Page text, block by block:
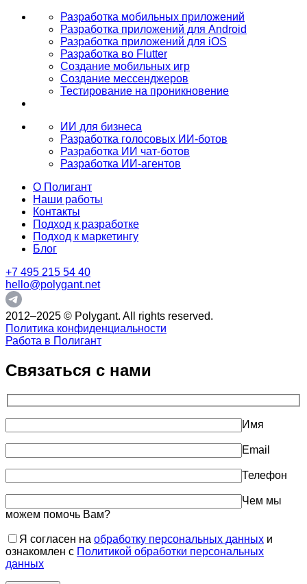
Разработка мобильных приложений
Разработка приложений для Android
Разработка приложений для iOS
Разработка во Flutter
Создание мобильных игр
Создание мессенджеров
Тестирование на проникновение
ИИ для бизнеса
Разработка голосовых ИИ-ботов
Разработка ИИ чат-ботов
Разработка ИИ-агентов
О Полигант
Наши работы
Контакты
Подход к разработке
Подход к маркетингу
Блог
+7 495 215 54 40
hello@polygant.net
2012–2025 © Polygant. All rights reserved.
Политика конфиденциальности
Работа в Полигант
Связаться с нами
Имя
Email
Телефон
Чем мы
можем помочь Вам?
Я согласен на обработку персональных данных и
ознакомлен с Политикой обработки персональных
данных